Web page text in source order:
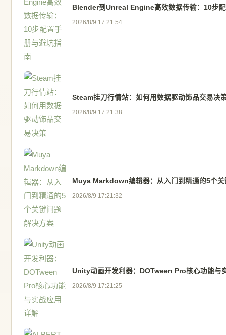
Blender到Unreal Engine高效数据传输：10步
2026/8/9 17:21:54
Steam挂刀行情站：如何用数据驱动饰品交易决
2026/8/9 17:21:38
Muya Markdown编辑器：从入门到精通的5个关
2026/8/9 17:21:32
Unity动画开发利器：DOTween Pro核心功能与
2026/8/9 17:21:25